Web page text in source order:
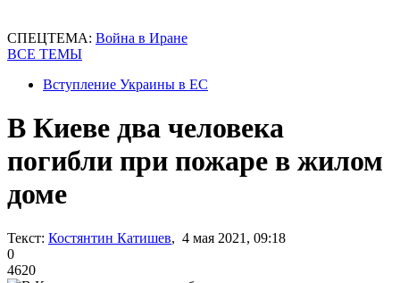
СПЕЦТЕМА: Война в Иране
ВСЕ ТЕМЫ
Вступление Украины в ЕС
В Киеве два человека
погибли при пожаре в жилом
доме
Текст: Костянтин Катишев, 4 мая 2021, 09:18
0
4620